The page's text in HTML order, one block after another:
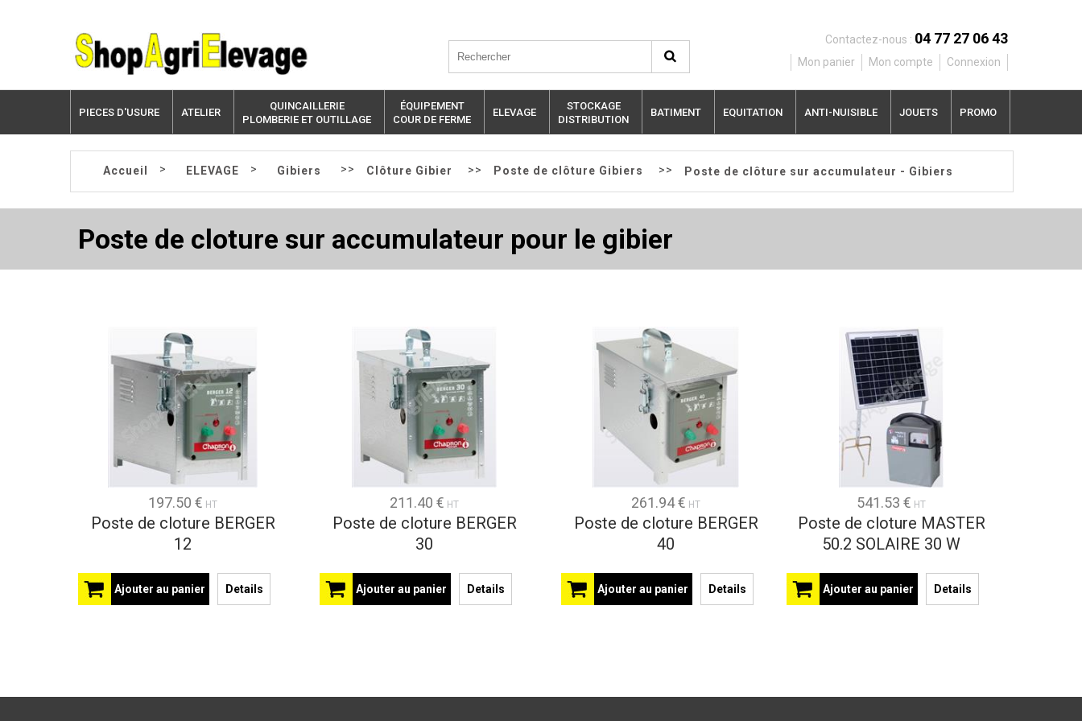
Contactez-nous : 04 77 27 06 43
Mon panier Mon compte Connexion
PIECES D'USURE ATELIER
QUINCAILLERIE
PLOMBERIE ET OUTILLAGE
ÉQUIPEMENT
COUR DE FERME
ELEVAGE
STOCKAGE
DISTRIBUTION
BATIMENT EQUITATION ANTI-NUISIBLE JOUETS PROMO
Accueil > ELEVAGE > Gibiers >> Clôture Gibier >> Poste de clôture Gibiers >> Poste de clôture sur accumulateur - Gibiers
Poste de cloture sur accumulateur pour le gibier
197.50 € HT
Poste de cloture BERGER
12
Ajouter au panier Details
211.40 € HT
Poste de cloture BERGER
30
Ajouter au panier Details
261.94 € HT
Poste de cloture BERGER
40
Ajouter au panier Details
541.53 € HT
Poste de cloture MASTER
50.2 SOLAIRE 30 W
Ajouter au panier Details